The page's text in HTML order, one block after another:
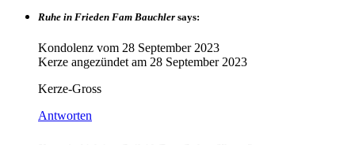
Ruhe in Frieden Fam Bauchler says:
Kondolenz vom 28 September 2023
Kerze angezündet am 28 September 2023
Kerze-Gross
Antworten